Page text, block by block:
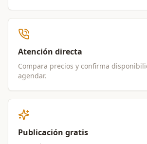
Atención directa
Compara precios y confirma
agendar.
Publicación gratis